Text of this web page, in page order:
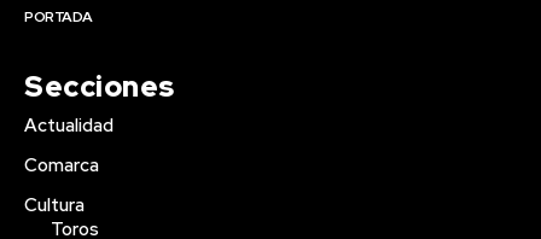
PORTADA
Secciones
Actualidad
Comarca
Cultura
Toros